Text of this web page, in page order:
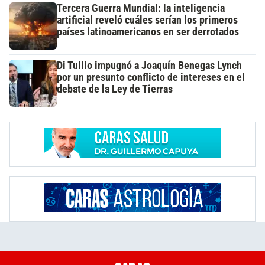
Tercera Guerra Mundial: la inteligencia
artificial reveló cuáles serían los primeros
países latinoamericanos en ser derrotados
Di Tullio impugnó a Joaquín Benegas Lynch
por un presunto conflicto de intereses en el
debate de la Ley de Tierras